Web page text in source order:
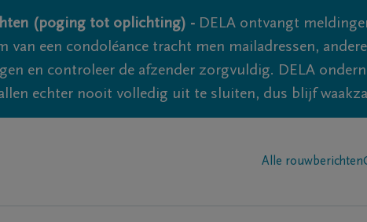
(poging tot oplichting) - DELA ontvangt
van een condoléance tracht men mailadressen,
en controleer de afzender zorgvuldig. DELA
echter nooit volledig uit te sluiten, dus blijf
Alle rouwberichten